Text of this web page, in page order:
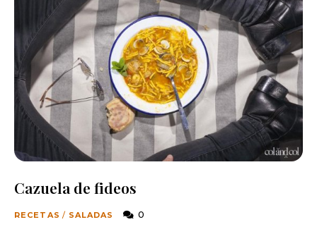
Cazuela de fideos
RECETAS / SALADAS 0